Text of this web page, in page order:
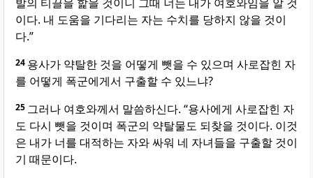
이다. 내 도움을 기다리는 자는 수치를 당하지 않을 것이
다.”
24 용사가 약탈한 것을 어떻게 뺏을 수 있으며 사로잡힌 자
를 어떻게 폭군에게서 구출할 수 있느냐?
25 그러나 여호와께서 말씀하신다. “용사에게 사로잡힌 자
도 다시 뺏을 것이며 폭군의 약탈물도 되찾을 것이다. 이것
은 내가 너를 대적하는 자와 싸워 네 자녀들을 구출할 것이
기 때문이다.